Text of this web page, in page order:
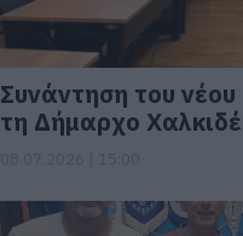
Συνάντηση του
τη Δήμαρχο